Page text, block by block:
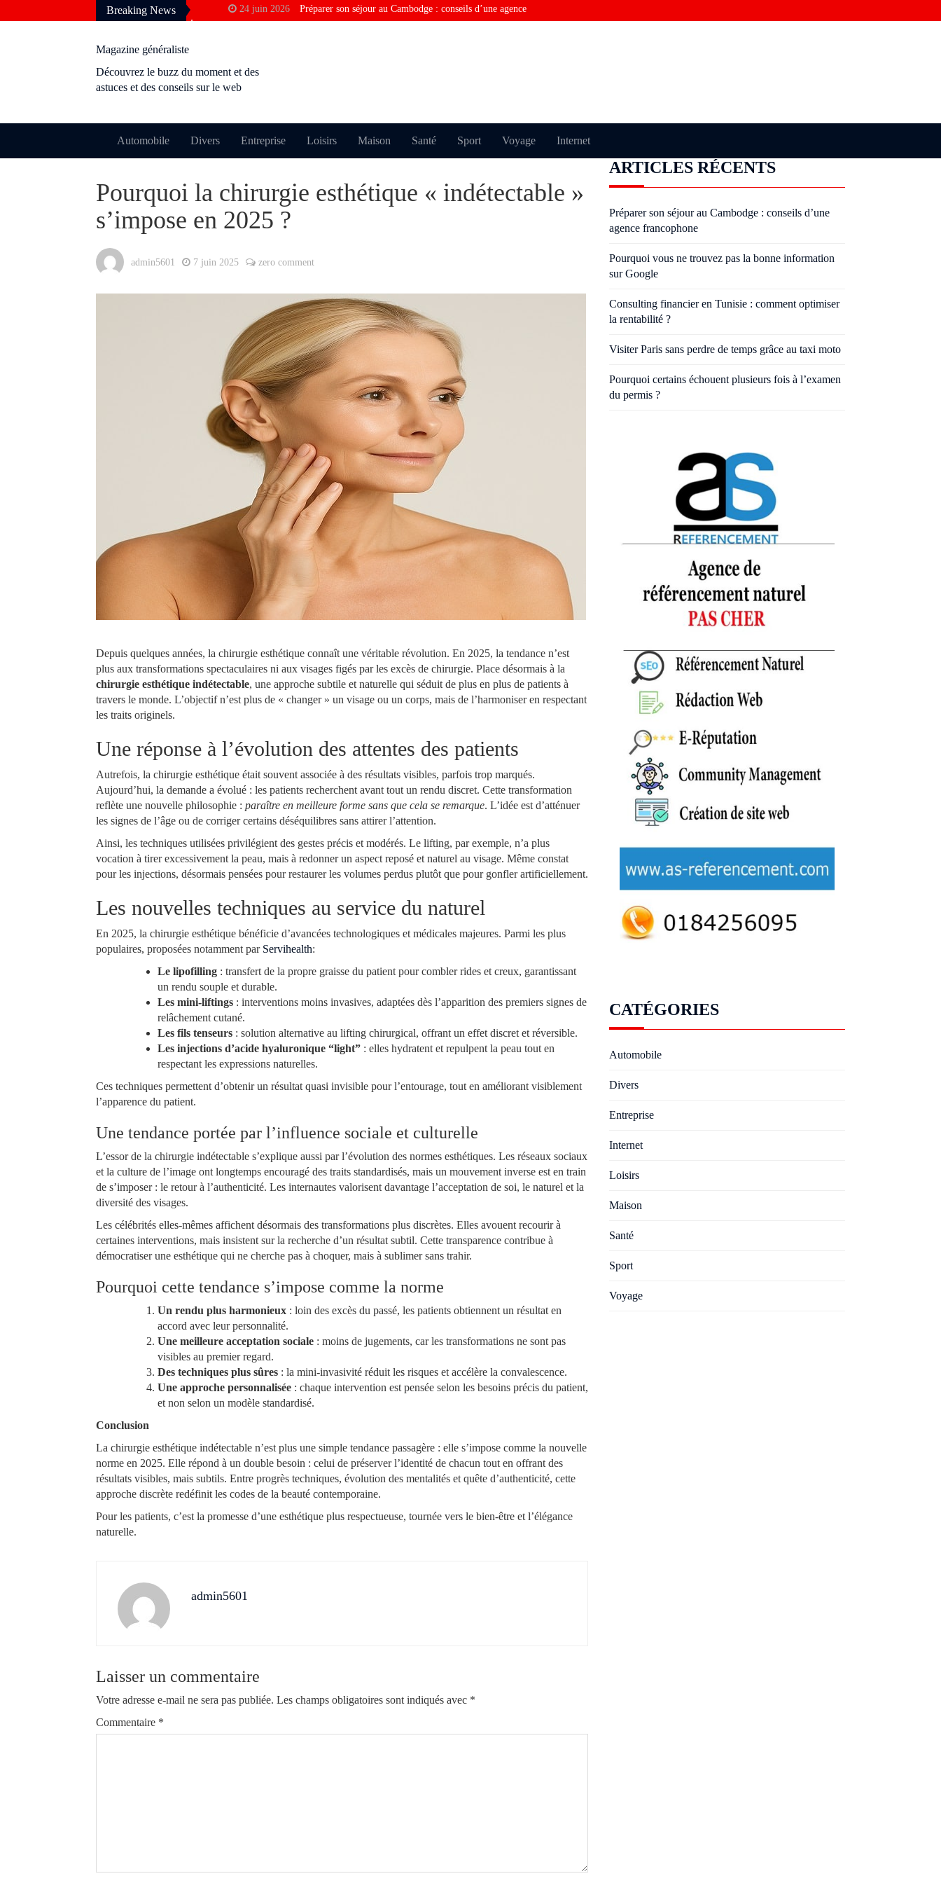
Breaking News 24 juin 2026
Préparer son séjour au Cambodge : conseils d’une agence
10 décembre 2025
perdre le cachet
Magazine généraliste
Découvrez le buzz du moment et des
astuces et des conseils sur le web
Automobile Divers Entreprise Loisirs Maison Santé Sport Voyage Internet
Pourquoi la chirurgie esthétique « indétectable »
s’impose en 2025 ?
admin5601 7 juin 2025 zero comment
Depuis quelques années, la chirurgie esthétique connaît une véritable révolution. En 2025, la tendance n’est
plus aux transformations spectaculaires ni aux visages figés par les excès de chirurgie. Place désormais à la
chirurgie esthétique indétectable, une approche subtile et naturelle qui séduit de plus en plus de patients à
travers le monde. L’objectif n’est plus de « changer » un visage ou un corps, mais de l’harmoniser en respectant
les traits originels.
Une réponse à l’évolution des attentes des patients
Autrefois, la chirurgie esthétique était souvent associée à des résultats visibles, parfois trop marqués.
Aujourd’hui, la demande a évolué : les patients recherchent avant tout un rendu discret. Cette transformation
reflète une nouvelle philosophie : paraître en meilleure forme sans que cela se remarque. L’idée est d’atténuer
les signes de l’âge ou de corriger certains déséquilibres sans attirer l’attention.
Ainsi, les techniques utilisées privilégient des gestes précis et modérés. Le lifting, par exemple, n’a plus
vocation à tirer excessivement la peau, mais à redonner un aspect reposé et naturel au visage. Même constat
pour les injections, désormais pensées pour restaurer les volumes perdus plutôt que pour gonfler artificiellement.
Les nouvelles techniques au service du naturel
En 2025, la chirurgie esthétique bénéficie d’avancées technologiques et médicales majeures. Parmi les plus
populaires, proposées notamment par Servihealth:
Le lipofilling : transfert de la propre graisse du patient pour combler rides et creux, garantissant
un rendu souple et durable.
Les mini-liftings : interventions moins invasives, adaptées dès l’apparition des premiers signes de
relâchement cutané.
Les fils tenseurs : solution alternative au lifting chirurgical, offrant un effet discret et réversible.
Les injections d’acide hyaluronique “light” : elles hydratent et repulpent la peau tout en
respectant les expressions naturelles.
Ces techniques permettent d’obtenir un résultat quasi invisible pour l’entourage, tout en améliorant visiblement
l’apparence du patient.
Une tendance portée par l’influence sociale et culturelle
L’essor de la chirurgie indétectable s’explique aussi par l’évolution des normes esthétiques. Les réseaux sociaux
et la culture de l’image ont longtemps encouragé des traits standardisés, mais un mouvement inverse est en train
de s’imposer : le retour à l’authenticité. Les internautes valorisent davantage l’acceptation de soi, le naturel et la
diversité des visages.
Les célébrités elles-mêmes affichent désormais des transformations plus discrètes. Elles avouent recourir à
certaines interventions, mais insistent sur la recherche d’un résultat subtil. Cette transparence contribue à
démocratiser une esthétique qui ne cherche pas à choquer, mais à sublimer sans trahir.
Pourquoi cette tendance s’impose comme la norme
Un rendu plus harmonieux : loin des excès du passé, les patients obtiennent un résultat en
accord avec leur personnalité.
Une meilleure acceptation sociale : moins de jugements, car les transformations ne sont pas
visibles au premier regard.
Des techniques plus sûres : la mini-invasivité réduit les risques et accélère la convalescence.
Une approche personnalisée : chaque intervention est pensée selon les besoins précis du patient,
et non selon un modèle standardisé.
Conclusion
La chirurgie esthétique indétectable n’est plus une simple tendance passagère : elle s’impose comme la nouvelle
norme en 2025. Elle répond à un double besoin : celui de préserver l’identité de chacun tout en offrant des
résultats visibles, mais subtils. Entre progrès techniques, évolution des mentalités et quête d’authenticité, cette
approche discrète redéfinit les codes de la beauté contemporaine.
Pour les patients, c’est la promesse d’une esthétique plus respectueuse, tournée vers le bien-être et l’élégance
naturelle.
admin5601
Laisser un commentaire
Votre adresse e-mail ne sera pas publiée. Les champs obligatoires sont indiqués avec *
Commentaire *
ARTICLES RÉCENTS
Préparer son séjour au Cambodge : conseils d’une
agence francophone
Pourquoi vous ne trouvez pas la bonne information
sur Google
Consulting financier en Tunisie : comment optimiser
la rentabilité ?
Visiter Paris sans perdre de temps grâce au taxi moto
Pourquoi certains échouent plusieurs fois à l’examen
du permis ?
CATÉGORIES
Automobile
Divers
Entreprise
Internet
Loisirs
Maison
Santé
Sport
Voyage